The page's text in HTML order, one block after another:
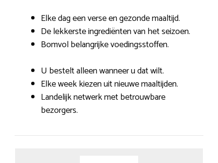
Elke dag een verse en gezonde maaltijd.
De lekkerste ingrediënten van het seizoen.
Bomvol belangrijke voedingsstoffen.
U bestelt alleen wanneer u dat wilt.
Elke week kiezen uit nieuwe maaltijden.
Landelijk netwerk met betrouwbare
bezorgers.